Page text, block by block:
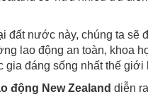
đất nước này, chúng ta
lao động an toàn, khoa
đáng sống nhất thế giới
động New Zealand diễn